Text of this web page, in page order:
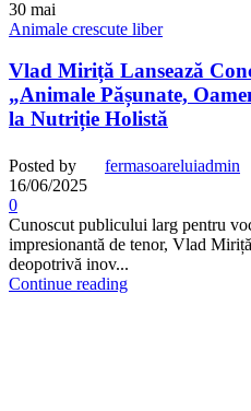
30 mai
Animale crescute liber
Vlad Miriță Lansează
„Animale Pășunate,
la Nutriție Holistă
Posted by
fermasoareluiadmin
16/06/2025
0
Cunoscut publicului larg pentru
impresionantă de tenor, Vlad
deopotrivă inov...
Continue reading